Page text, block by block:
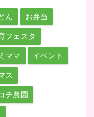
ん お弁当
フェスタ
ママ イベント
ス
チ農園